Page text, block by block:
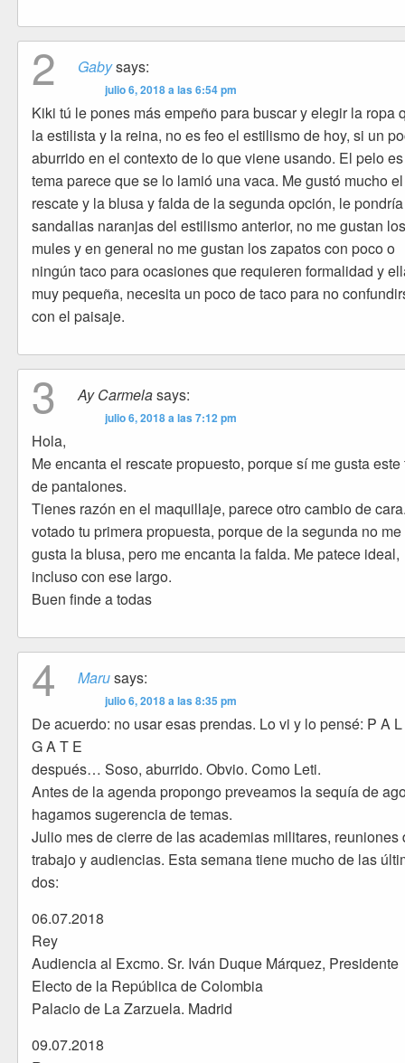
2 Gabysays:
julio 6, 2018 a las 6:54 pm
Kiki tú le pones más empeño para buscar y elegir la ropa
la estilista y la reina, no es feo el estilismo de hoy, si un
aburrido en el contexto de lo que viene usando. El pelo
tema parece que se lo lamió una vaca. Me gustó mucho el
rescate y la blusa y falda de la segunda opción, le
sandalias naranjas del estilismo anterior, no me gustan
mules y en general no me gustan los zapatos con poco o
ningún taco para ocasiones que requieren formalidad y
muy pequeña, necesita un poco de taco para no
con el paisaje.
3 Ay Carmelasays:
julio 6, 2018 a las 7:12 pm
Hola,
Me encanta el rescate propuesto, porque sí me gusta este
de pantalones.
Tienes razón en el maquillaje, parece otro cambio de
votado tu primera propuesta, porque de la segunda no me
gusta la blusa, pero me encanta la falda. Me patece ideal,
incluso con ese largo.
Buen finde a todas
4 Marusays:
julio 6, 2018 a las 8:35 pm
De acuerdo: no usar esas prendas. Lo vi y lo pensé: P A
G A T E
después… Soso, aburrido. Obvio. Como Leti.
Antes de la agenda propongo preveamos la sequía de
hagamos sugerencia de temas.
Julio mes de cierre de las academias militares, reuniones
trabajo y audiencias. Esta semana tiene mucho de las
dos:
06.07.2018
Rey
Audiencia al Excmo. Sr. Iván Duque Márquez, Presidente
Electo de la República de Colombia
Palacio de La Zarzuela. Madrid
09.07.2018